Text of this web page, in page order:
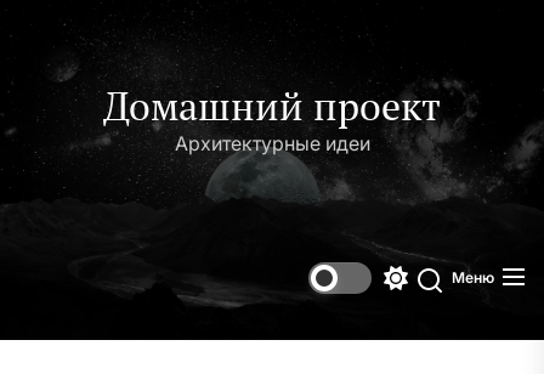
содержимому
Домашний проект
Архитектурные идеи
Поиск
Меню